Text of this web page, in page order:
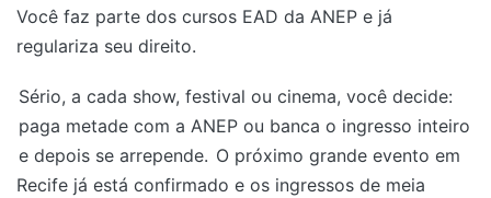
Você faz parte dos cursos EAD da ANEP e já
regulariza seu direito.
Sério, a cada show, festival ou cinema, você decide:
paga metade com a ANEP ou banca o ingresso inteiro
e depois se arrepende. O próximo grande evento em
Recife já está confirmado e os ingressos de meia